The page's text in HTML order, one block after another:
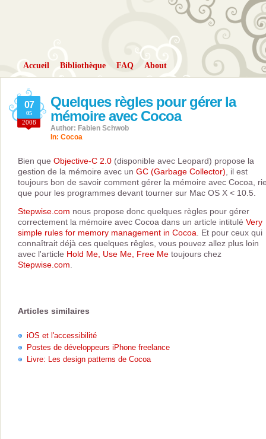
Accueil Bibliothèque FAQ About
Quelques règles pour gérer la
mémoire avec Cocoa
07
05
2008
Author: Fabien Schwob
In: Cocoa
Bien que Objective-C 2.0 (disponible avec Leopard) propose la
gestion de la mémoire avec un GC (Garbage Collector) , il est
toujours bon de savoir comment gérer la mémoire avec Cocoa,
que pour les programmes devant tourner sur Mac OS X < 10.5.
Stepwise.com nous propose donc quelques règles pour gérer
correctement la mémoire avec Cocoa dans un article intitulé Very
simple rules for memory management in Cocoa . Et pour ceux qui
connaîtrait déjà ces quelques rêgles, vous pouvez allez plus loin
avec l'article Hold Me, Use Me, Free Me toujours chez
Stepwise.com
Articles similaires
iOS et l'accessibilité
Postes de développeurs iPhone freelance
Livre: Les design patterns de Cocoa